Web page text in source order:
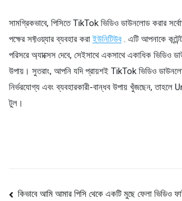
সামগ্রিকভাবে, পিসিতে TikTok ভিডিও ডাউনলোড করার
পক্ষের সফ্টওয়্যার ব্যবহার করা ইউনিটিউব . এটি আপনাকে
পরিসরে অ্যাক্সেস দেবে, সেইসাথে একসাথে একাধিক ভিডিও
উপায়। সুতরাং, আপনি যদি প্রায়শই TikTok ভিডিও
নির্ভরযোগ্য এবং ব্যবহারকারী-বান্ধব উপায় খুঁজছেন,
টুল।
কিভাবে আমি আমার পিসি থেকে একটি মুছে ফেলা ভিডিও